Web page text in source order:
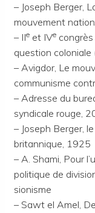
– Joseph Berger,
mouvement
– IIe et IVe
question
– Avigdor, Le
communisme
– Adresse du
syndicale rouge,
– Joseph Berger,
britannique, 1925
– A. Shami, Pour
politique de
sionisme
– Sawt el Amel,